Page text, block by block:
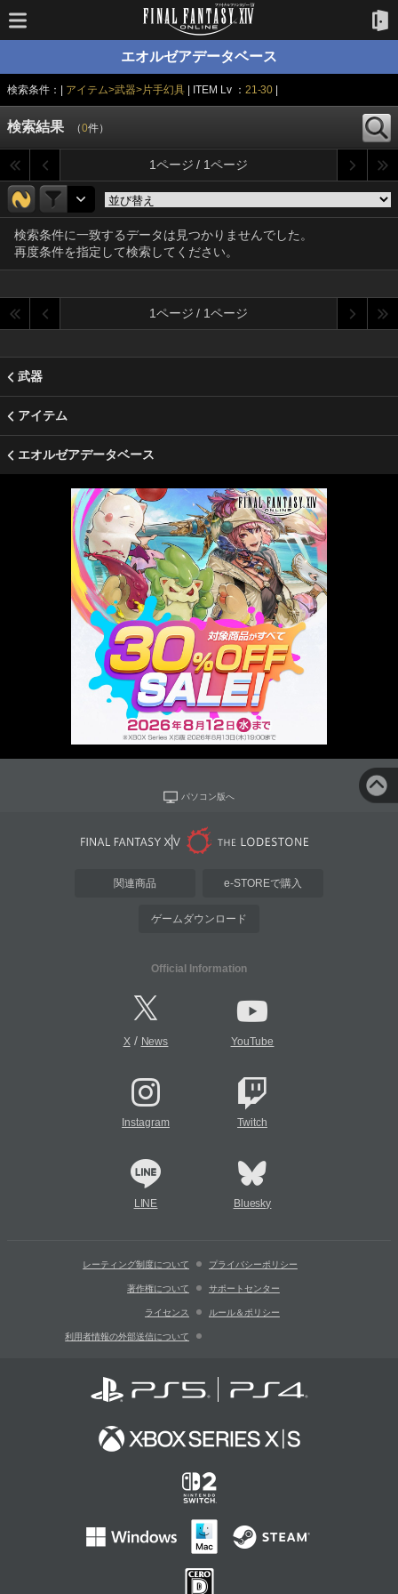
エオルゼアデータベース
検索条件：| アイテム>武器>片手幻具 | ITEM Lv ： 21-30
検索結果 （0件）
1ページ / 1ページ
検索条件に一致するデータは見つかりませんでした。
再度条件を指定して検索してください。
1ページ / 1ページ
武器
アイテム
エオルゼアデータベース
パソコン版へ
関連商品 e-STOREで購入
ゲームダウンロード
Official Information
X/ News YouTube
Instagram Twitch
LINE Bluesky
レーティング制度について プライバシーポリシー
著作権について サポートセンター
ライセンス ルール＆ポリシー
利用者情報の外部送信について